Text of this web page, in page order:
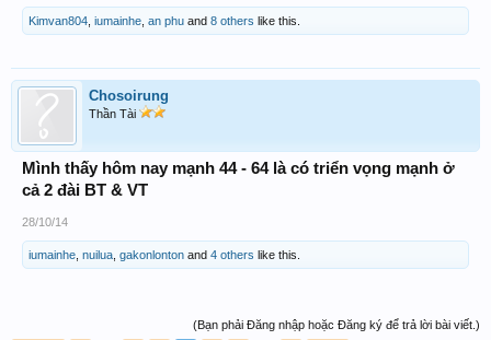
Kimvan804 iumainhe an phu and 8 others like this.
Chosoirung
Thần Tài
Mình thấy hôm nay mạnh 44 - 64 là có triển vọng mạnh ở
cả 2 đài BT & VT
28/10/14
iumainhe nuilua gakonlonton and 4 others like this.
(Bạn phải Đăng nhập hoặc Đăng ký để trả lời bài viết.)